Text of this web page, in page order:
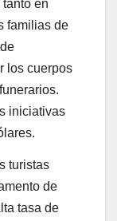
en
familias de
los cuerpos
iniciativas
turistas
de
tasa de